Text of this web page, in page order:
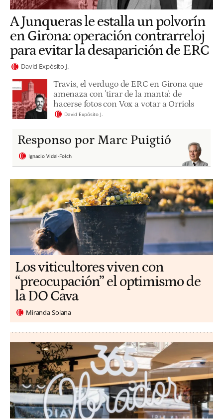
A Junqueras le estalla un polvorín
en Girona: operación contrarreloj
para evitar la desaparición de ERC
David Expósito J.
Travis, el verdugo de ERC en Girona que
amenaza con 'tirar de la manta': de
hacerse fotos con Vox a votar a Orriols
David Expósito J.
Responso por Marc Puigtió
Ignacio Vidal-Folch
Los viticultores viven con
“preocupación” el optimismo de
la DO Cava
Miranda Solana